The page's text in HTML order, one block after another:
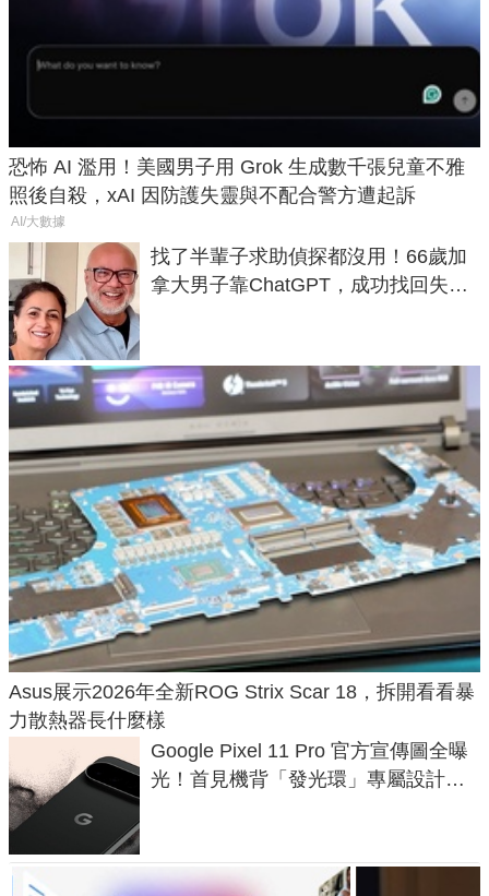
恐怖 AI 濫用！美國男子用 Grok 生成數千張兒童不雅
照後自殺，xAI 因防護失靈與不配合警方遭起訴
AI/大數據
找了半輩子求助偵探都沒用！66歲加
拿大男子靠ChatGPT，成功找回失散
Asus展示2026年全新ROG Strix Scar 18，拆開看看暴
力散熱器長什麼樣
Google Pixel 11 Pro 官方宣傳圖全曝
光！首見機背「發光環」專屬設計、